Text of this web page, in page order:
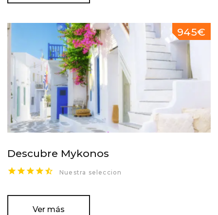
Descubre Mykonos
Nuestra seleccion
Ver más
945€